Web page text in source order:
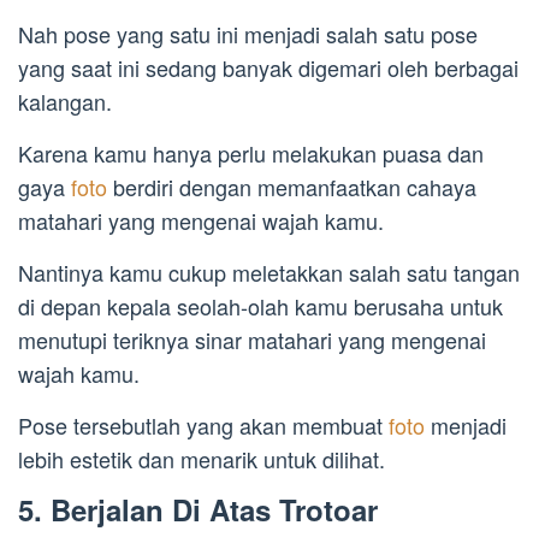
Nah pose yang satu ini menjadi salah satu pose
yang saat ini sedang banyak digemari oleh berbagai
kalangan.
Karena kamu hanya perlu melakukan puasa dan
gayafoto berdiri dengan memanfaatkan cahaya
matahari yang mengenai wajah kamu.
Nantinya kamu cukup meletakkan salah satu tangan
di depan kepala seolah-olah kamu berusaha untuk
menutupi teriknya sinar matahari yang mengenai
wajah kamu.
Pose tersebutlah yang akan membuatfoto menjadi
lebih estetik dan menarik untuk dilihat.
5. Berjalan Di Atas Trotoar